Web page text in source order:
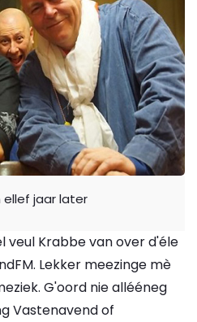
ellef jaar later
veul Krabbe van over d'éle
Lekker meezinge mè
G'oord nie allééneg
Vastenavend of